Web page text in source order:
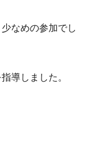
なめの参加でし
導しました。